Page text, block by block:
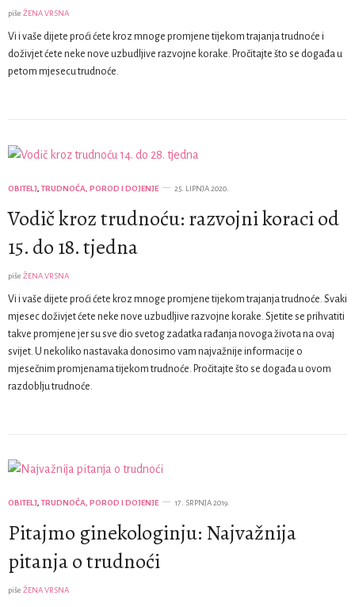
piše ŽENA VRSNA
Vi i vaše dijete proći ćete kroz mnoge promjene tijekom trajanja trudnoće i
doživjet ćete neke nove uzbudljive razvojne korake. Pročitajte što se događa u
petom mjesecu trudnoće.
OBITELJ, TRUDNOĆA, POROD I DOJENJE 25. LIPNJA 2020.
Vodič kroz trudnoću: razvojni koraci od
15. do 18. tjedna
piše ŽENA VRSNA
Vi i vaše dijete proći ćete kroz mnoge promjene tijekom trajanja trudnoće. Svaki
mjesec doživjet ćete neke nove uzbudljive razvojne korake. Sjetite se prihvatiti
takve promjene jer su sve dio svetog zadatka rađanja novoga života na ovaj
svijet. U nekoliko nastavaka donosimo vam najvažnije informacije o
mjesečnim promjenama tijekom trudnoće. Pročitajte što se događa u ovom
razdoblju trudnoće.
OBITELJ, TRUDNOĆA, POROD I DOJENJE 17. SRPNJA 2019.
Pitajmo ginekologinju: Najvažnija
pitanja o trudnoći
piše ŽENA VRSNA